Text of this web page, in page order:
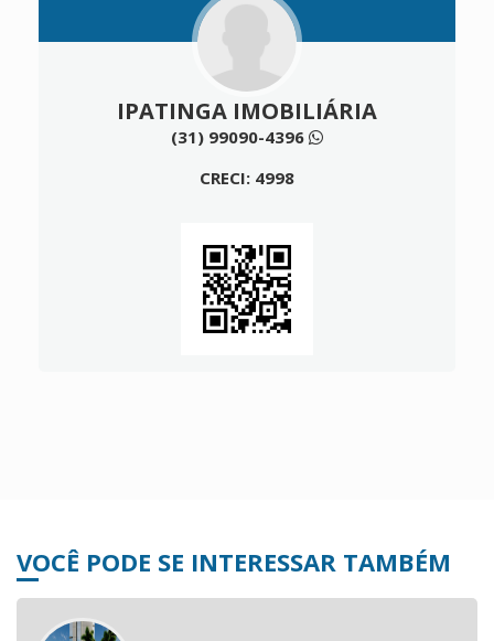
IPATINGA IMOBILIÁRIA
(31) 99090-4396
CRECI: 4998
VOCÊ PODE SE INTERESSAR TAMBÉM